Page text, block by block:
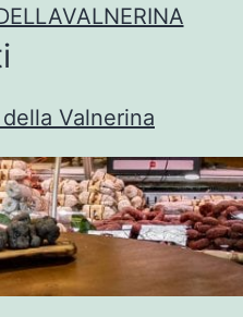
Valnerina